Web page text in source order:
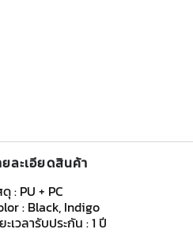
ยละเอียดสินค้า
: PU + PC
: Black, Indigo
ะเวลารับประกัน : 1 ปี